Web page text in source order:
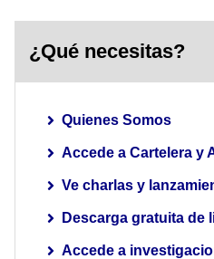
¿Qué necesitas?
Quienes Somos
Accede a Cartelera y
Ve charlas y
Descarga gratuita de
Accede a